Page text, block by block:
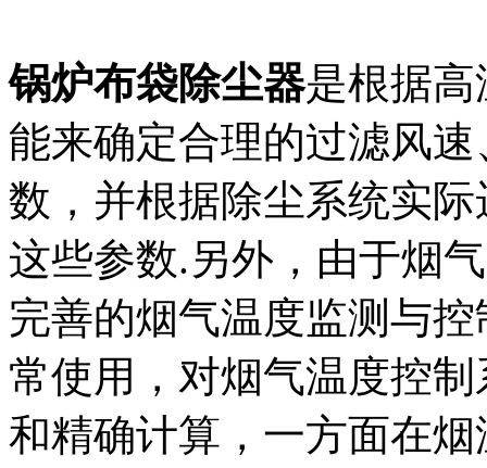
锅炉布袋除尘器是根据
能来确定合理的过滤风
数，并根据除尘系统实
这些参数.另外，由于烟
完善的烟气温度监测与
常使用，对烟气温度控
和精确计算，一方面在